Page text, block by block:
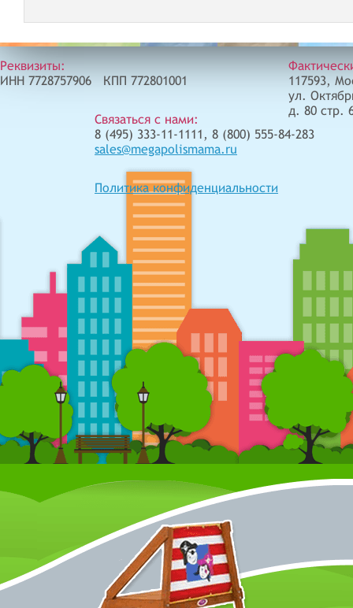
Реквизиты:
ИНН 7728757906 КПП 772801001
Связаться с нами:
8 (495) 333-11-1111, 8 (800) 555-84-283
sales@megapolismama.ru
Политика конфиденциальности
117593,
ул.
д. 80 стр.